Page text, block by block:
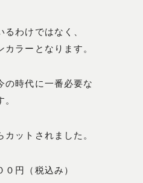
わけではなく、
ラーとなります。
の時代に一番必要な
カットされました。
０円（税込み）